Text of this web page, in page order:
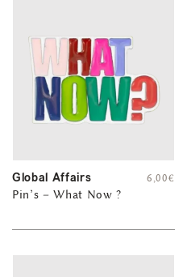
Global Affairs
Pin’s – What Now ?
6,00€